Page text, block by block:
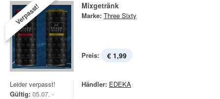
Verpasst! Mixgetränk
Marke: Three Sixty
Preis: € 1,99
Leider verpasst!
Gültig: 05.07. -
Händler: EDEKA